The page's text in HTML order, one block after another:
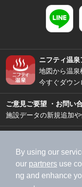
By using our
our partners use
ng and enhance
ニフティ温泉
地図から温泉
今すぐダウン
ご意見ご要望 ・お問い
施設データの新規追加
加盟店募集
利用規約
特定商取引法